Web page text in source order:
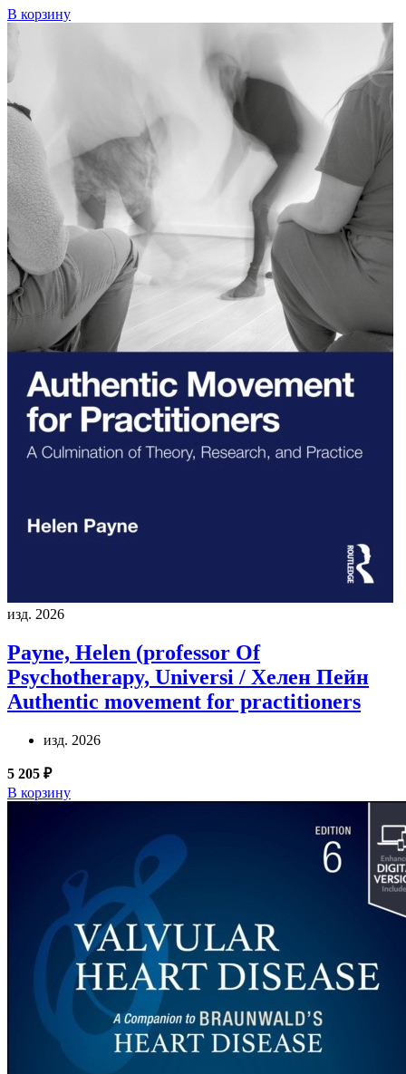
В корзину
изд. 2026
Payne, Helen (professor Of
Psychotherapy, Universi / Хелен Пейн
Authentic movement for practitioners
изд. 2026
5 205 ₽
В корзину